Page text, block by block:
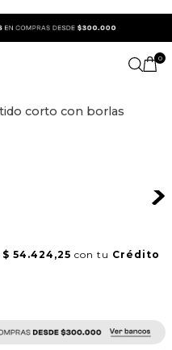
0
corto con borlas
$ 54.424,25 con tu Crédito